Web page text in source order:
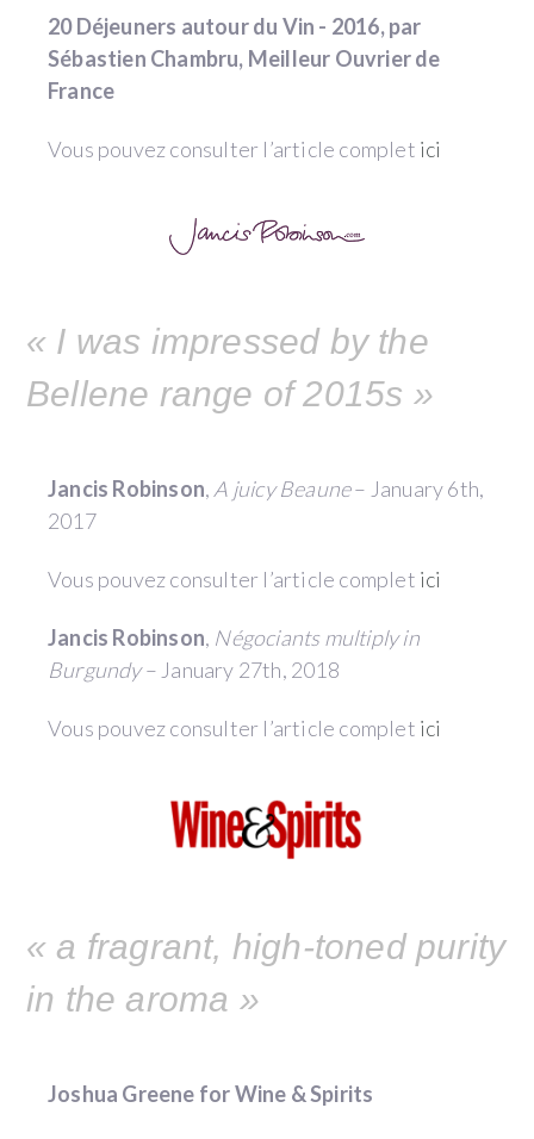
20 Déjeuners autour du Vin - 2016, par
Sébastien Chambru, Meilleur Ouvrier de
France
Vous pouvez consulter l’article complet ici
« I was impressed by the
Bellene range of 2015s »
Jancis Robinson, A juicy Beaune– January 6th,
2017
Vous pouvez consulter l’article complet ici
Jancis Robinson, Négociants multiply in
Burgundy– January 27th, 2018
Vous pouvez consulter l’article complet ici
« a fragrant, high-toned purity
in the aroma »
Joshua Greene for Wine & Spirits